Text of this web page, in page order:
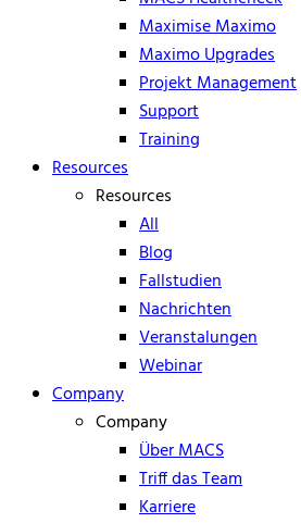
Maximise Maximo
Maximo Upgrades
Projekt Management
Support
Training
Resources
Resources
All
Blog
Fallstudien
Nachrichten
Veranstalungen
Webinar
Company
Company
Über MACS
Triff das Team
Karriere